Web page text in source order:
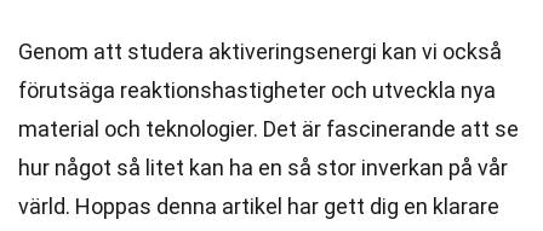
Genom att studera aktiveringsenergi kan vi också
förutsäga reaktionshastigheter och utveckla nya
material och teknologier. Det är fascinerande att se
hur något så litet kan ha en så stor inverkan på vår
värld. Hoppas denna artikel har gett dig en klarare